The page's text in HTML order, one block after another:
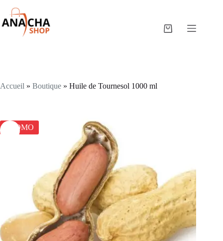
Accueil » Boutique » Huile de Tournesol 1000 ml
PROMO